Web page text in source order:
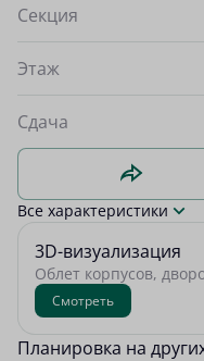
Секция
Этаж
Сдача
Все характеристики
3D-визуализация
Облет корпусов,
Смотреть
Планировка на